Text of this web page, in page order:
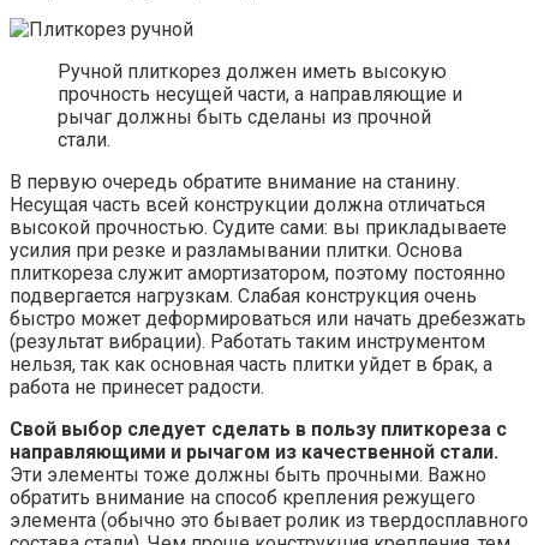
Ручной плиткорез должен иметь высокую
прочность несущей части, а направляющие и
рычаг должны быть сделаны из прочной
стали.
В первую очередь обратите внимание на станину.
Несущая часть всей конструкции должна отличаться
высокой прочностью. Судите сами: вы прикладываете
усилия при резке и разламывании плитки. Основа
плиткореза служит амортизатором, поэтому постоянно
подвергается нагрузкам. Слабая конструкция очень
быстро может деформироваться или начать дребезжать
(результат вибрации). Работать таким инструментом
нельзя, так как основная часть плитки уйдет в брак, а
работа не принесет радости.
Свой выбор следует сделать в пользу плиткореза с
направляющими и рычагом из качественной стали.
Эти элементы тоже должны быть прочными. Важно
обратить внимание на способ крепления режущего
элемента (обычно это бывает ролик из твердосплавного